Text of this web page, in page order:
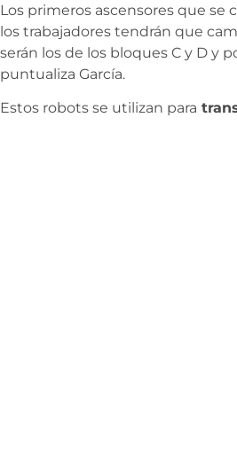
Los primeros ascensores que se
los trabajadores tendrán que
serán los de los bloques C y D y
puntualiza García.
Estos robots se utilizan para